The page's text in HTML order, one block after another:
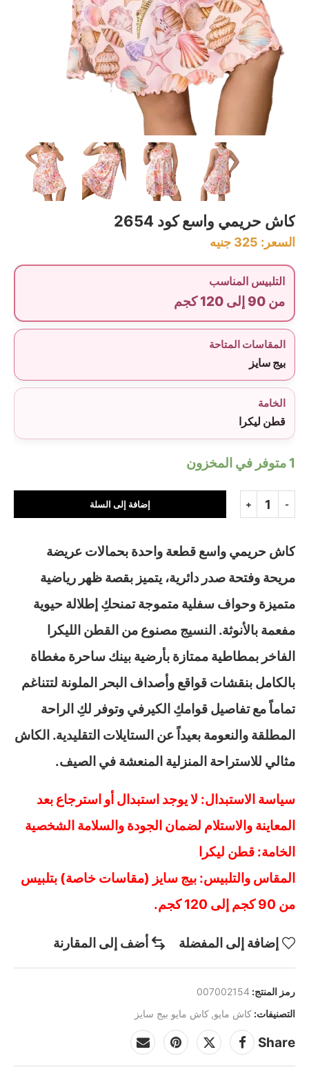
كاش حريمي واسع كود 2654
السعر: 325 جنيه
التلبيس المناسب
من 90 إلى 120 كجم
المقاسات المتاحة
بيج سايز
الخامة
قطن ليكرا
1 متوفر في المخزون
إضافة إلى السلة
كاش حريمي واسع قطعة واحدة بحمالات عريضة
مريحة وفتحة صدر دائرية، يتميز بقصة ظهر رياضية
متميزة وحواف سفلية متموجة تمنحكِ إطلالة حيوية
مفعمة بالأنوثة. النسيج مصنوع من القطن الليكرا
الفاخر بمطاطية ممتازة بأرضية بينك ساحرة مغطاة
بالكامل بنقشات قواقع وأصداف البحر الملونة لتتناغم
تماماً مع تفاصيل قوامكِ الكيرفي وتوفر لكِ الراحة
المطلقة والنعومة بعيداً عن الستايلات التقليدية. الكاش
مثالي للاستراحة المنزلية المنعشة في الصيف.
سياسة الاستبدال: لا يوجد استبدال أو استرجاع بعد
المعاينة والاستلام لضمان الجودة والسلامة الشخصية
الخامة: قطن ليكرا
المقاس والتلبيس: بيج سايز (مقاسات خاصة) بتلبيس
من 90 كجم إلى 120 كجم.
إضافة إلى المفضلة أضف إلى المقارنة
رمز المنتج: 007002154
التصنيفات: كاش مايو, كاش مايو بيج سايز
Share